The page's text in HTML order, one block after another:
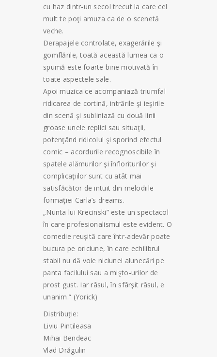
cu haz dintr-un secol trecut la care cel
mult te poţi amuza ca de o scenetă
veche.
Derapajele controlate, exagerările şi
gomflările, toată această lumea ca o
spumă este foarte bine motivată în
toate aspectele sale.
Apoi muzica ce acompaniază triumfal
ridicarea de cortină, intrările şi ieşirile
din scenă şi subliniază cu două linii
groase unele replici sau situaţii,
potenţând ridicolul şi sporind efectul
comic – acordurile recognoscibile în
spatele alămurilor şi înfloriturilor şi
complicaţiilor sunt cu atât mai
satisfăcător de intuit din melodiile
formaţiei Carla’s dreams.
„Nunta lui Krecinski” este un spectacol
în care profesionalismul este evident. O
comedie reuşită care într-adevăr poate
bucura pe oriciune, în care echilibrul
stabil nu dă voie niciunei alunecări pe
panta facilului sau a mişto-urilor de
prost gust. Iar râsul, în sfârşit râsul, e
unanim.” (Yorick)
Distribuție:
Liviu Pintileasa
Mihai Bendeac
Vlad Drăgulin